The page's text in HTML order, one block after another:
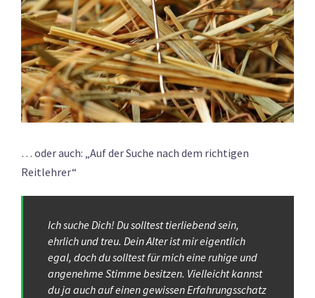
… oder auch: „Auf der Suche nach dem richtigen
Reitlehrer“
Ich suche Dich! Du solltest tierliebend sein,
ehrlich und treu. Dein Alter ist mir eigentlich
egal, doch du solltest für mich eine ruhige und
angenehme Stimme besitzen. Vielleicht kannst
du ja auch auf einen gewissen Erfahrungsschatz